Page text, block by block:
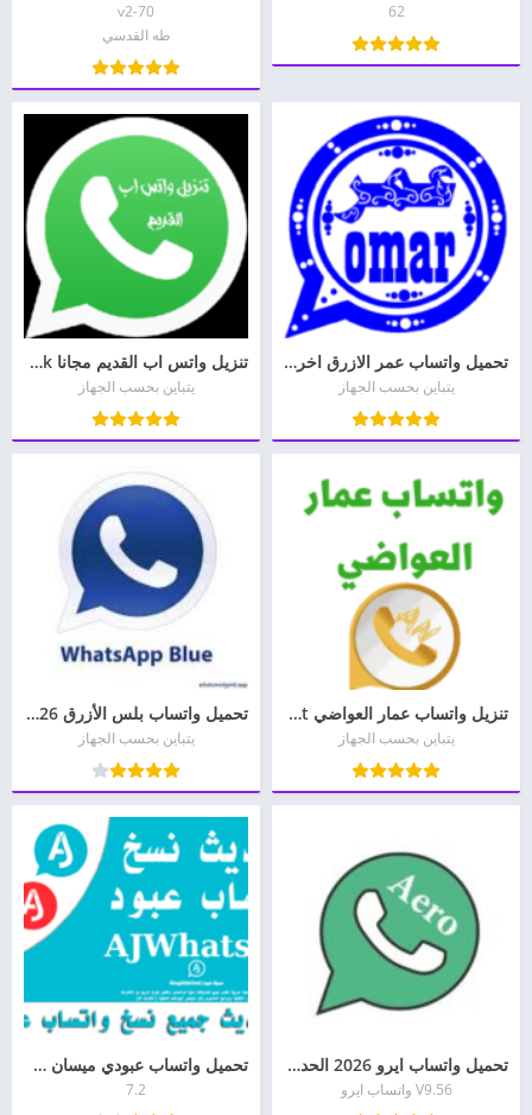
62
v2-70
طه القدسي
تحميل واتساب عمر الازرق اخر اصدار 2026 OB3WhatsApp
يتباين بحسب الجهاز
تنزيل واتس اب القديم مجانا apk للاندرويد والايفون
يتباين بحسب الجهاز
تنزيل واتساب عمار العواضي ANWhatsApp 2026 updat
يتباين بحسب الجهاز
تحميل واتساب بلس الأزرق 2026 آخر إصدار | Whatsapp Plus
يتباين بحسب الجهاز
تحميل واتساب ايرو 2026 الحديث للاندرويد WhatsApp
V9.56 واتساب ايرو
تحميل واتساب عبودي ميسان AMWhatsApp v7.20 AbodyMesan
7.2